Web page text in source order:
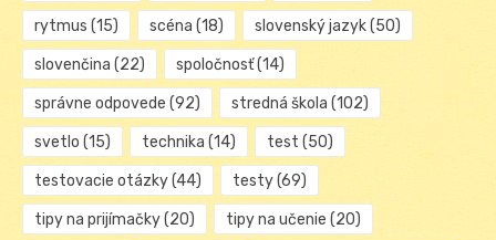
rytmus (15) scéna (18) slovenský jazyk(50)
slovenčina (22) spoločnosť(14)
správne odpovede (92) stredná škola (102)
svetlo (15) technika (14) test (50)
testovacie otázky(44) testy(69)
tipy na prijímačky(20) tipy na učenie (20)